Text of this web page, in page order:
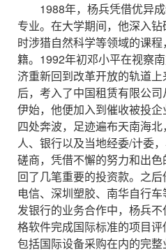
1988年，杨兵凭借优异成
专业。在大学期间，他深入
时涉猎自然科学等领域的课
籍。1992年初邓小平在视察
济重新回到改革开放的轨道
后，考入了中国租赁有限公
伊始，他便加入到催收被投
四处奔波，足迹遍布天南海
人、银行以及当地经委/计委
磋商，凭借不懈的努力和出
回了几笔重要的投资款。之
电信、深圳塑胶、南华自行
发银行的业务合作中，杨兵
格软件完成国际标准的项目
包括国际设备采购在内的完整